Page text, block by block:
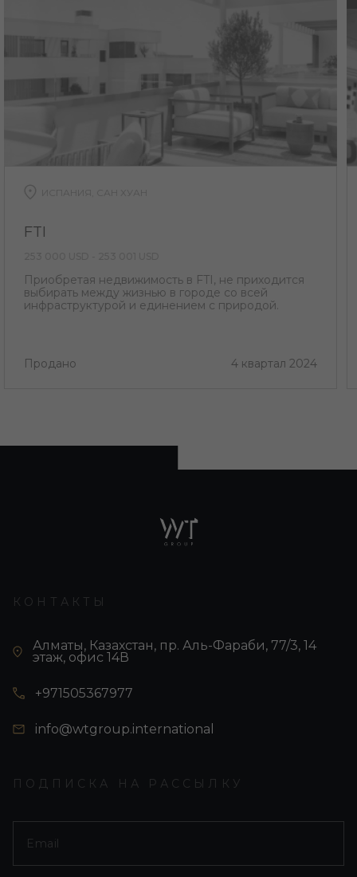
ИСПАНИЯ, САН ХУАН
FTI
Приобретая недвижимость в FTI, не приходится
выбирать между жизнью в городе со всей
инфраструктурой и единением с природой.
Продано 4 квартал 2024
КОНТАКТЫ
Алматы, Казахстан, пр. Аль-Фараби, 77/3, 14
этаж, офис 14В
+971505367977
info@wtgroup.international
ПОДПИСКА НА РАССЫЛКУ